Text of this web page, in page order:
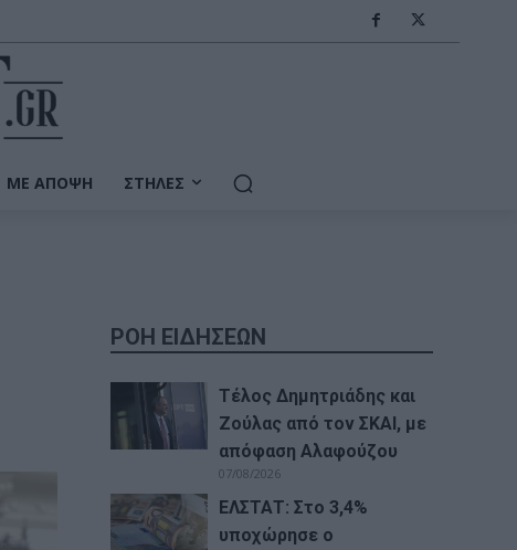
ΜΕ ΆΠΟΨΗ ΣΤΉΛΕΣ
ΡΟΗ ΕΙΔΗΣΕΩΝ
Τέλος Δημητριάδης και
Ζούλας από τον ΣΚΑΙ, με
απόφαση Αλαφούζου
07/08/2026
ΕΛΣΤΑΤ: Στο 3,4%
υποχώρησε ο